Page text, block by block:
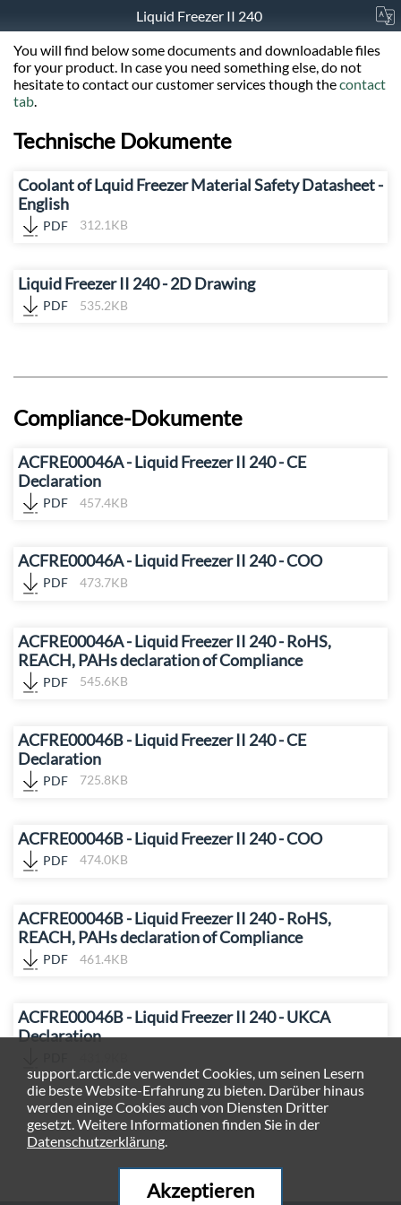
Liquid Freezer II 240
You will find below some documents and downloadable files
for your product. In case you need something else, do not
hesitate to contact our customer services though thecontact
tab.
Technische Dokumente
Coolant of Lquid Freezer Material Safety Datasheet -
English
PDF 312.1KB
Liquid Freezer II 240 - 2D Drawing
PDF 535.2KB
Compliance-Dokumente
ACFRE00046A - Liquid Freezer II 240 - CE
Declaration
PDF 457.4KB
ACFRE00046A - Liquid Freezer II 240 - COO
PDF 473.7KB
ACFRE00046A - Liquid Freezer II 240 - RoHS,
REACH, PAHs declaration of Compliance
PDF 545.6KB
ACFRE00046B - Liquid Freezer II 240 - CE
Declaration
PDF 725.8KB
ACFRE00046B - Liquid Freezer II 240 - COO
PDF 474.0KB
ACFRE00046B - Liquid Freezer II 240 - RoHS,
REACH, PAHs declaration of Compliance
PDF 461.4KB
ACFRE00046B - Liquid Freezer II 240 - UKCA
Declaration
support.arctic.de verwendet Cookies, um seinen Lesern
die beste Website-Erfahrung zu bieten. Darüber hinaus
werden einige Cookies auch von Diensten Dritter
gesetzt. Weitere Informationen finden Sie in der
Datenschutzerklärung.
Akzeptieren